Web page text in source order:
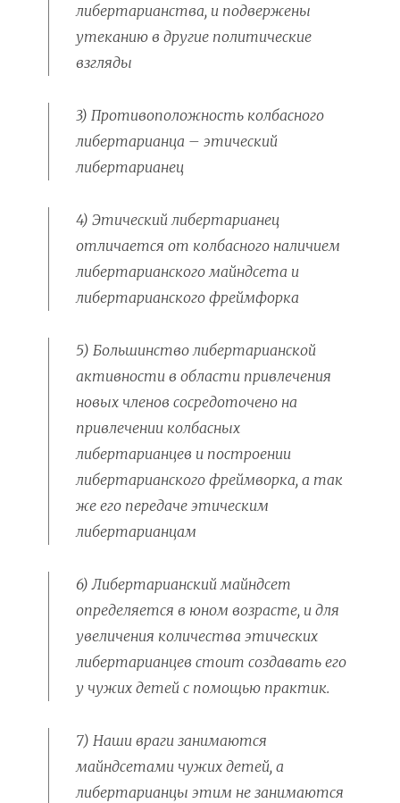
либертарианства, и подвержены
утеканию в другие политические
взгляды
3) Противоположность колбасного
либертарианца – этический
либертарианец
4) Этический либертарианец
отличается от колбасного наличием
либертарианского майндсета и
либертарианского фреймфорка
5) Большинство либертарианской
активности в области привлечения
новых членов сосредоточено на
привлечении колбасных
либертарианцев и построении
либертарианского фреймворка, а так
же его передаче этическим
либертарианцам
6) Либертарианский майндсет
определяется в юном возрасте, и для
увеличения количества этических
либертарианцев стоит создавать его
у чужих детей с помощью практик.
7) Наши враги занимаются
майндсетами чужих детей, а
либертарианцы этим не занимаются